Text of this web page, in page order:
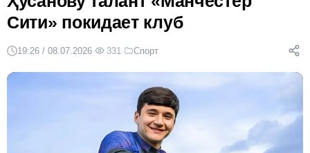
Сити» покидает клуб
19:26 / 08.07.2026· 331 · Спорт